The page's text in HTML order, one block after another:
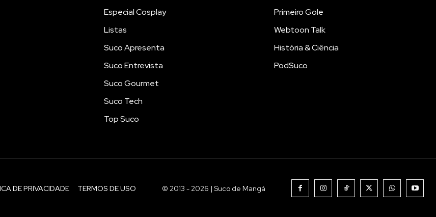
Especial Cosplay
Listas
Suco Apresenta
Suco Entrevista
Suco Gourmet
Suco Tech
Top Suco
Primeiro Gole
Webtoon Talk
História & Ciência
PodSuco
DE PRIVACIDADE TERMOS DE USO © 2013 - 2026 | Suco de Mangá